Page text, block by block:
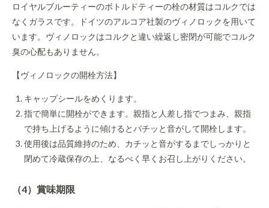
ロイヤルブルーティーのボトルドティーの栓の材質はコルクでは
なくガラスです。ドイツのアルコア社製のヴィノロックを用いて
います。ヴィノロックはコルクと違い繰返し密閉が可能でコルク
臭の心配もありません。
【ヴィノロックの開栓方法】
キャップシールをめくります。
指で簡単に開栓ができます。親指と人差し指でつまみ、親指
で持ち上げるように傾けるとパチッと音がして開栓します。
使用後は品質維持のため、カチッと音がするまでしっかりと
閉めて冷蔵保存の上、なるべく早くお召し上がりください。
（4）賞味期限